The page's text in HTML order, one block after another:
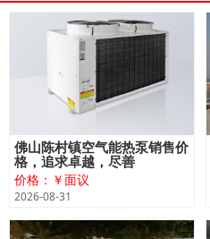
佛山陈村镇空气能热泵销售价
格，追求卓越，尽善
价格：￥面议
2026-08-31